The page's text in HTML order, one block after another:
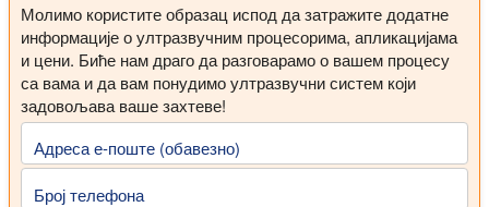
Молимо користите образац испод да затражите додатне
информације о ултразвучним процесорима, апликацијама
и цени. Биће нам драго да разговарамо о вашем процесу
са вама и да вам понудимо ултразвучни систем који
задовољава ваше захтеве!
Адреса е-поште (обавезно)
Број телефона